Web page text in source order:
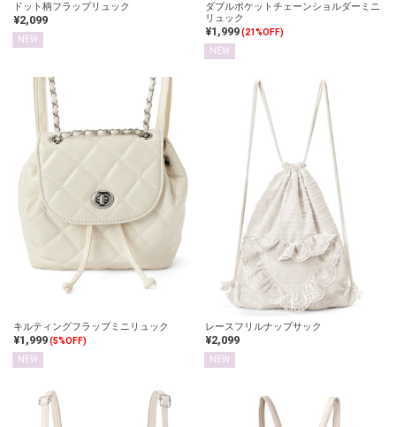
ドット柄フラップリュック
¥2,099
NEW
ダブルポケットチェーンショルダーミニ
リュック
¥1,999(21%OFF)
NEW
キルティングフラップミニリュック
¥1,999(5%OFF)
NEW
レースフリルナップサック
¥2,099
NEW